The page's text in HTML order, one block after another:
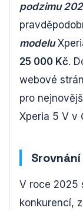
podzimu
modelu
25 000 Kč.
webové
pro
Xperia 5 V v
V roce 2025
konkurencí,